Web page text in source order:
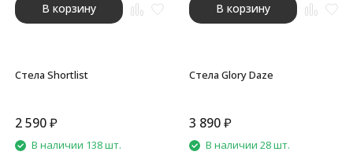
В корзину В корзину
Стела Shortlist
2 590₽
В наличии 138 шт.
Стела Glory Daze
3 890₽
В наличии 28 шт.